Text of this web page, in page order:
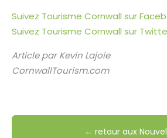
Suivez Tourisme Cornwall sur
Suivez Tourisme Cornwall sur
Article par Kevin Lajoie
CornwallTourism.com
← retour aux